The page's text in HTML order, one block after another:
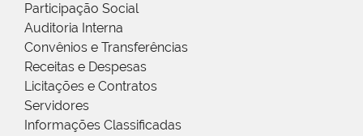
Participação Social
Auditoria Interna
Convênios e Transferências
Receitas e Despesas
Licitações e Contratos
Servidores
Informações Classificadas